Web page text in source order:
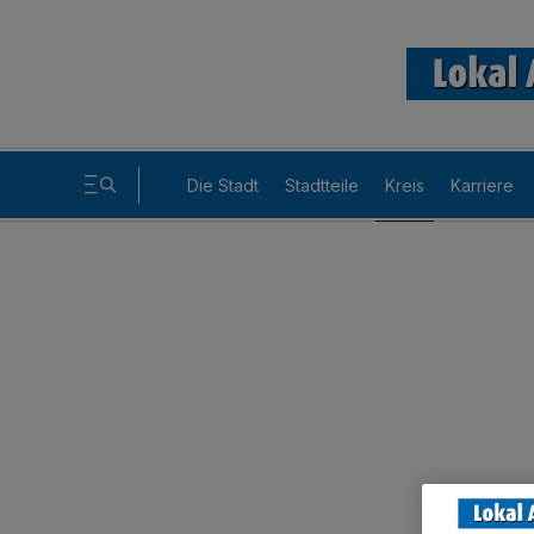
Die Stadt Stadtteile Kreis Karriere